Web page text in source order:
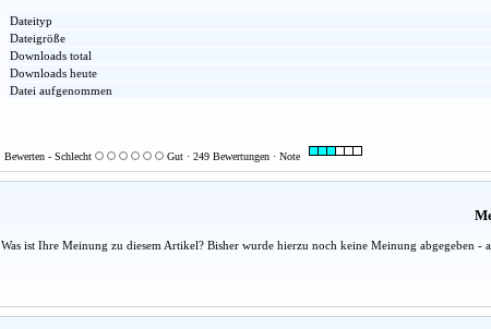
Dateityp
Dateigröße
Downloads total
Downloads heute
Datei aufgenommen
Bewerten - Schlecht Gut · 249 Bewertungen · Note
Was ist Ihre Meinung zu diesem Artikel? Bisher wurde hierzu noch keine Meinung abgegeben -